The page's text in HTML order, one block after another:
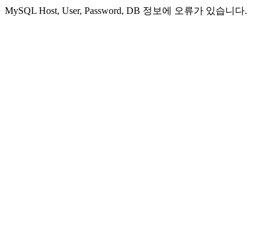
MySQL Host, User, Password, DB 정보에 오류가 있습니다.